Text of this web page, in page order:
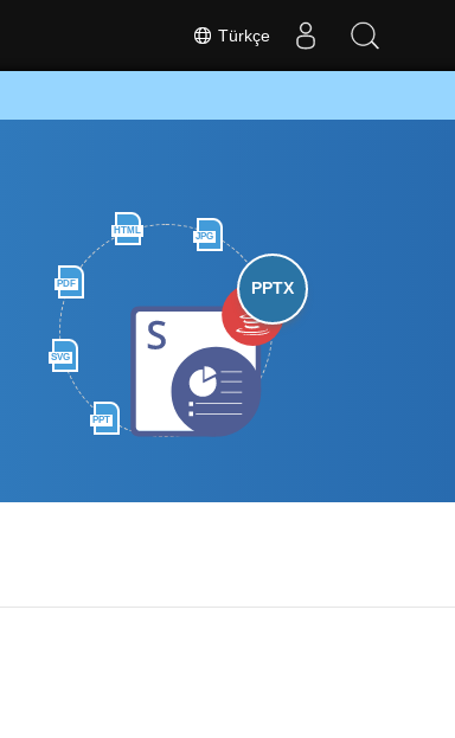
Türkçe
HTML
JPG
PDF
SVG
PPT
PPTX